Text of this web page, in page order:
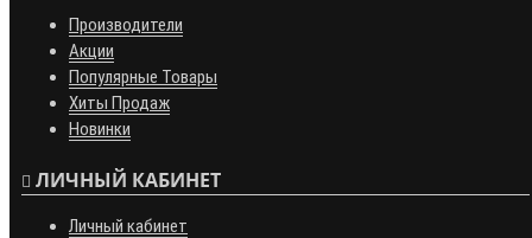
Производители
Акции
Популярные Товары
Хиты Продаж
Новинки
ЛИЧНЫЙ КАБИНЕТ
Личный кабинет